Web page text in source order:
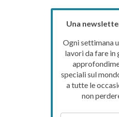
Una
Ogni settimana
lavori da fare in
speciali sul
a tutte le
non